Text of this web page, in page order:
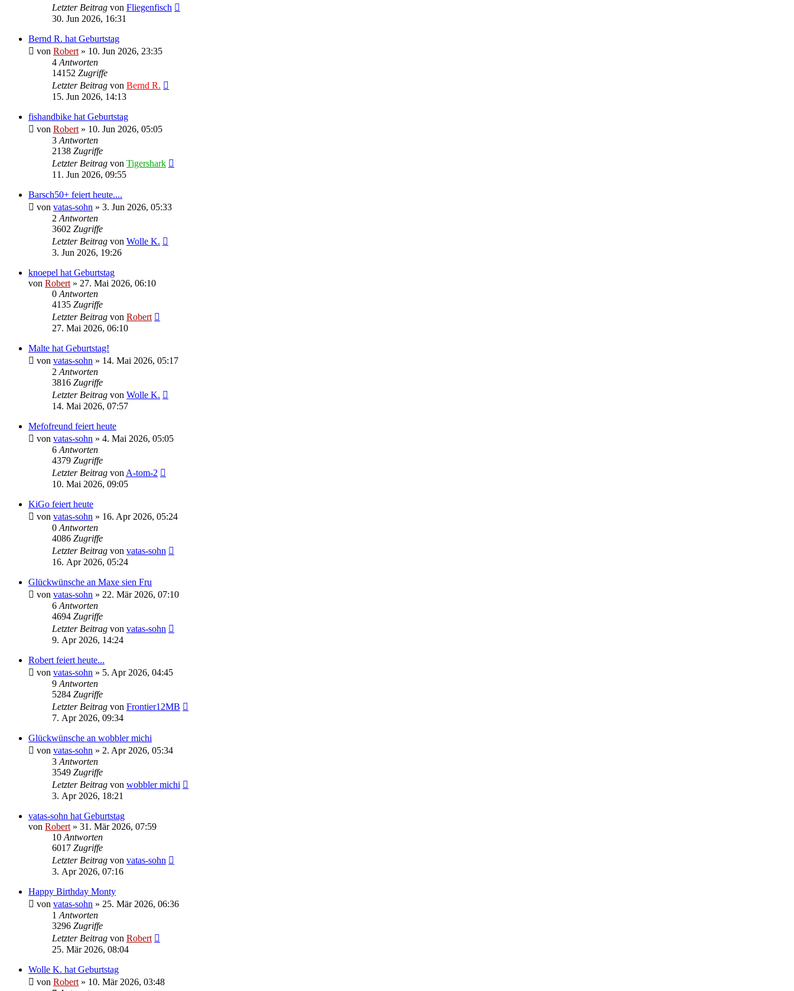
Letzter Beitrag von Fliegenfisch
30. Jun 2026, 16:31
Bernd R. hat Geburtstag
von Robert » 10. Jun 2026, 23:35
4 Antworten
14152 Zugriffe
Letzter Beitrag von Bernd R.
15. Jun 2026, 14:13
fishandbike hat Geburtstag
von Robert » 10. Jun 2026, 05:05
3 Antworten
2138 Zugriffe
Letzter Beitrag von Tigershark
11. Jun 2026, 09:55
Barsch50+ feiert heute....
von vatas-sohn » 3. Jun 2026, 05:33
2 Antworten
3602 Zugriffe
Letzter Beitrag von Wolle K.
3. Jun 2026, 19:26
knoepel hat Geburtstag
von Robert » 27. Mai 2026, 06:10
0 Antworten
4135 Zugriffe
Letzter Beitrag von Robert
27. Mai 2026, 06:10
Malte hat Geburtstag!
von vatas-sohn » 14. Mai 2026, 05:17
2 Antworten
3816 Zugriffe
Letzter Beitrag von Wolle K.
14. Mai 2026, 07:57
Mefofreund feiert heute
von vatas-sohn » 4. Mai 2026, 05:05
6 Antworten
4379 Zugriffe
Letzter Beitrag von A-tom-2
10. Mai 2026, 09:05
KiGo feiert heute
von vatas-sohn » 16. Apr 2026, 05:24
0 Antworten
4086 Zugriffe
Letzter Beitrag von vatas-sohn
16. Apr 2026, 05:24
Glückwünsche an Maxe sien Fru
von vatas-sohn » 22. Mär 2026, 07:10
6 Antworten
4694 Zugriffe
Letzter Beitrag von vatas-sohn
9. Apr 2026, 14:24
Robert feiert heute...
von vatas-sohn » 5. Apr 2026, 04:45
9 Antworten
5284 Zugriffe
Letzter Beitrag von Frontier12MB
7. Apr 2026, 09:34
Glückwünsche an wobbler michi
von vatas-sohn » 2. Apr 2026, 05:34
3 Antworten
3549 Zugriffe
Letzter Beitrag von wobbler michi
3. Apr 2026, 18:21
vatas-sohn hat Geburtstag
von Robert » 31. Mär 2026, 07:59
10 Antworten
6017 Zugriffe
Letzter Beitrag von vatas-sohn
3. Apr 2026, 07:16
Happy Birthday Monty
von vatas-sohn » 25. Mär 2026, 06:36
1 Antworten
3296 Zugriffe
Letzter Beitrag von Robert
25. Mär 2026, 08:04
Wolle K. hat Geburtstag
von Robert » 10. Mär 2026, 03:48